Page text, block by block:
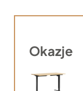
Okazje